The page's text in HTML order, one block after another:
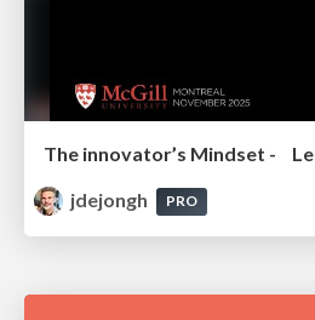
jdejongh
PRO